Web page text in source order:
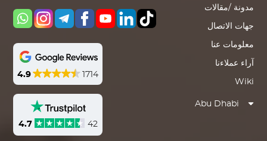
4.9 1714
4.7 42
مدونة /مقالات
جهات الاتصال
معلومات عنا
آراء عملاءنا
Wiki
Abu Dhabi